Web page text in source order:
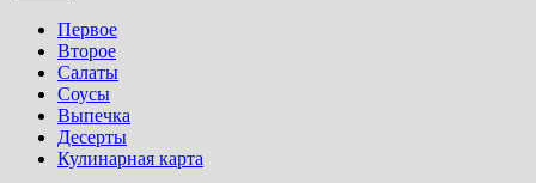
Первое
Второе
Салаты
Соусы
Выпечка
Десерты
Кулинарная карта